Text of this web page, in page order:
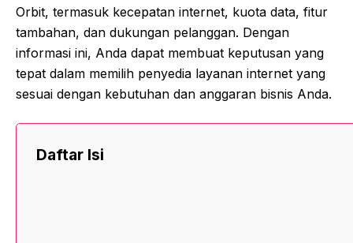
Orbit, termasuk kecepatan internet, kuota data, fitur
tambahan, dan dukungan pelanggan. Dengan
informasi ini, Anda dapat membuat keputusan yang
tepat dalam memilih penyedia layanan internet yang
sesuai dengan kebutuhan dan anggaran bisnis Anda.
Daftar Isi